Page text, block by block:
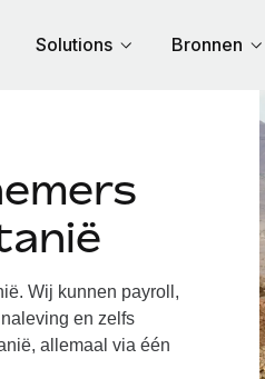
Solutions Bronnen
Wij kunnen payroll,
en zelfs
allemaal via één